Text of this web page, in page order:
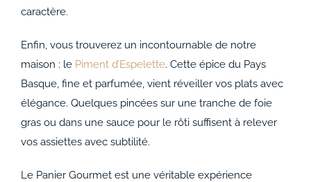
caractère.
Enfin, vous trouverez un incontournable de notre
maison : le Piment d’Espelette. Cette épice du Pays
Basque, fine et parfumée, vient réveiller vos plats avec
élégance. Quelques pincées sur une tranche de foie
gras ou dans une sauce pour le rôti suffisent à relever
vos assiettes avec subtilité.
Le Panier Gourmet est une véritable expérience